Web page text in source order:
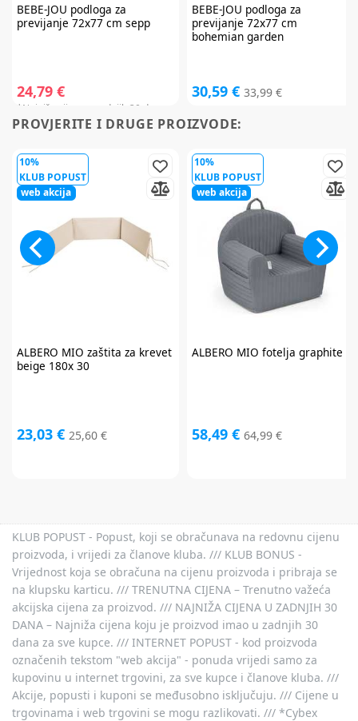
BEBE-JOU podloga za
previjanje 72x77 cm sepp
24,79 €
*Najniža cijena u zadnjih 30 dana:
30,99 €
BEBE-JOU podloga za
previjanje 72x77 cm
bohemian garden
30,59 € 33,99 €
PROVJERITE I DRUGE PROIZVODE:
10%
KLUB POPUST
web akcija
ALBERO MIO zaštita za krevet
beige 180x 30
23,03 € 25,60 €
10%
KLUB POPUST
web akcija
ALBERO MIO fotelja graphite
58,49 € 64,99 €
KLUB POPUST - Popust, koji se obračunava na redovnu cijenu
proizvoda, i vrijedi za članove kluba. /// KLUB BONUS -
Vrijednost koja se obračuna na cijenu proizvoda i pribraja se
na klupsku karticu. /// TRENUTNA CIJENA – Trenutno važeća
akcijska cijena za proizvod. /// NAJNIŽA CIJENA U ZADNJIH 30
DANA – Najniža cijena koju je proizvod imao u zadnjih 30
dana za sve kupce. /// INTERNET POPUST - kod proizvoda
označenih tekstom "web akcija" - ponuda vrijedi samo za
kupovinu u internet trgovini, za sve kupce i članove kluba. ///
Akcije, popusti i kuponi se međusobno isključuju. /// Cijene u
trgovinama i web trgovini se mogu razlikovati. /// *Cybex